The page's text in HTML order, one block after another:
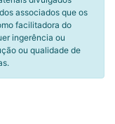
associados que os
facilitadora do
ingerência ou
ou qualidade de